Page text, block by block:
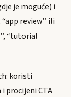
je moguće) i
review” ili
“tutorial
koristi
procijeni CTA